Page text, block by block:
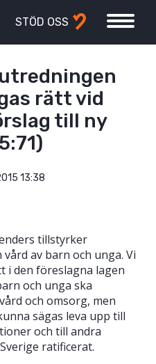
STÖD OSS
rätt vid
till ny
13:38
tillstyrker
av barn och unga. Vi
i den föreslagna lagen
och unga ska
och omsorg, men
sägas leva upp till
och till andra
ratificerat.